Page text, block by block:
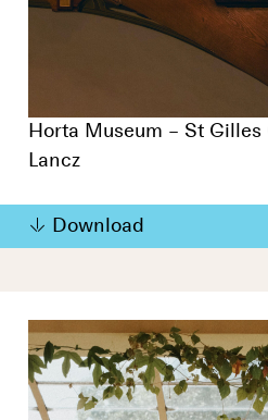
Horta Museum – St
Lancz
Download